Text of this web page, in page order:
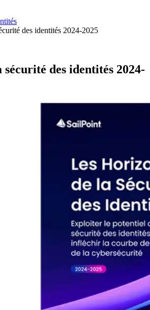
des identités 2024-2025
des identités 2024-